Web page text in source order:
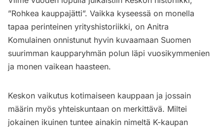
”Rohkea kauppajätti”. Vaikka kyseessä on monella
tapaa perinteinen yrityshistoriikki, on Anitra
Komulainen onnistunut hyvin kuvaamaan Suomen
suurimman kaupparyhmän polun läpi vuosikymmenien
ja monen vaikean haasteen.
Keskon vaikutus kotimaiseen kauppaan ja jossain
määrin myös yhteiskuntaan on merkittävä. Miltei
jokainen ikuinen tuntee ainakin nimeltä K-kaupan